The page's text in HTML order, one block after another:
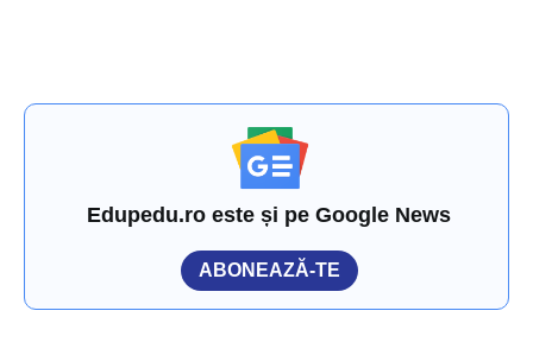
Edupedu.ro este și pe Google News
ABONEAZĂ-TE